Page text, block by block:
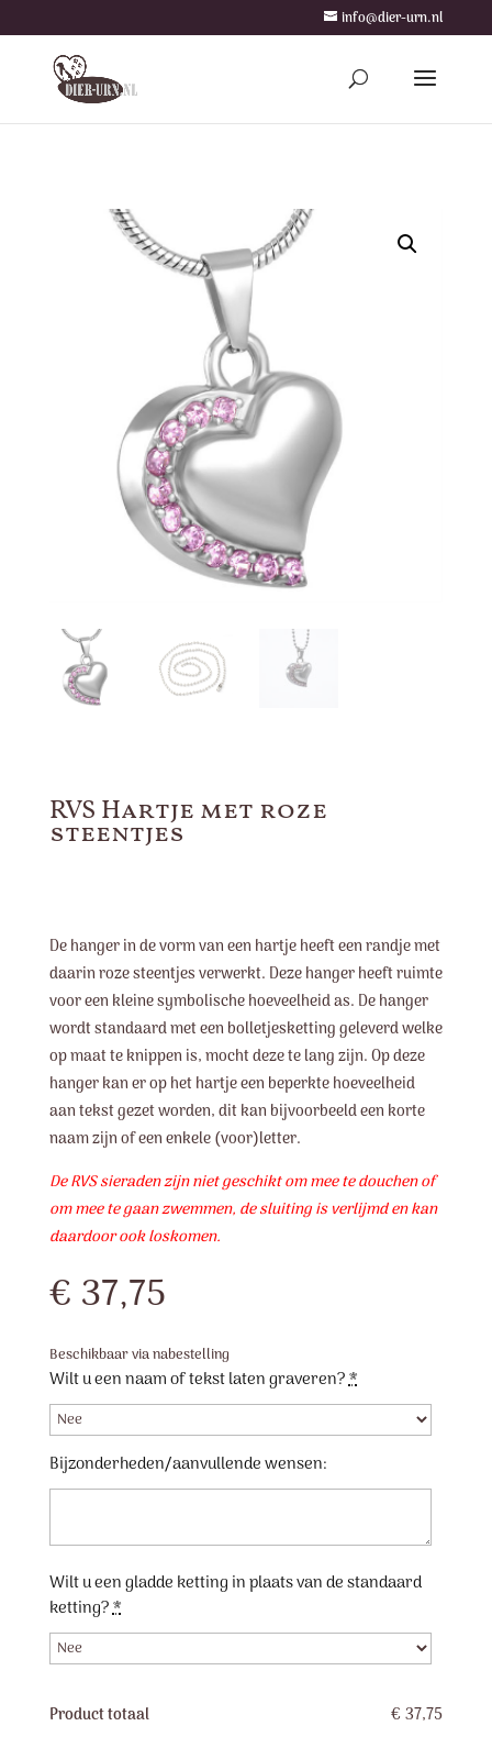
info@dier-urn.nl
RVS Hartje met roze
steentjes
De hanger in de vorm van een hartje heeft een randje met
daarin roze steentjes verwerkt. Deze hanger heeft ruimte
voor een kleine symbolische hoeveelheid as. De hanger
wordt standaard met een bolletjesketting geleverd welke
op maat te knippen is, mocht deze te lang zijn. Op deze
hanger kan er op het hartje een beperkte hoeveelheid
aan tekst gezet worden, dit kan bijvoorbeeld een korte
naam zijn of een enkele (voor)letter.
De RVS sieraden zijn niet geschikt om mee te douchen of
om mee te gaan zwemmen, de sluiting is verlijmd en kan
daardoor ook loskomen.
€ 37,75
Beschikbaar via nabestelling
Wilt u een naam of tekst laten graveren?*
Bijzonderheden/aanvullende wensen:
Wilt u een gladde ketting in plaats van de standaard
ketting?*
Product totaal
€ 37,75